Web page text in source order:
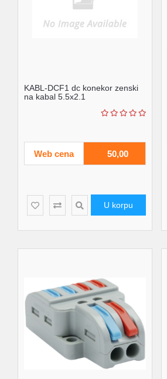
KABL-DCF1 dc konekor zenski
na kabal 5.5x2.1
Web cena 50,00
U korpu